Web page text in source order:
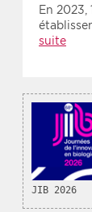
En
suite
JIB 2026